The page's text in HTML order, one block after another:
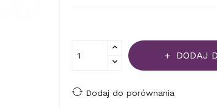
DODAJ
Dodaj do porównania